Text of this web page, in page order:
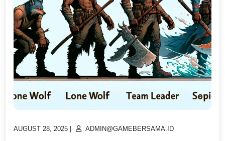
POSTED
AUGUST 28, 2025
POSTED
ADMIN@GAMEBERSAMA.ID